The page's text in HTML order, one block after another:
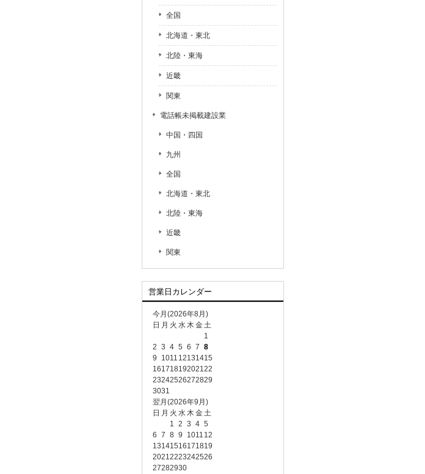
全国
北海道・東北
北陸・東海
近畿
関東
電話帳未掲載建設業
中国・四国
九州
全国
北海道・東北
北陸・東海
近畿
関東
営業日カレンダー
今月(2026年8月)
日 月 火 水木金土
1
2 3 4 5 6 7 8
9
1011 12131415
16171819202122
23242526272829
3031
翌月(2026年9月)
日 月 火 水木金土
1 2 3 4 5
6 7 8 9 1011 12
13141516171819
20212223242526
27282930